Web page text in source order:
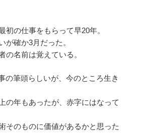
初の仕事をもらって早20年。
が確か3月だった。
の名前は覚えている。
の筆頭らしいが、今のところ生き
の年もあったが、赤字にはなって
そのものに価値があるかと思った